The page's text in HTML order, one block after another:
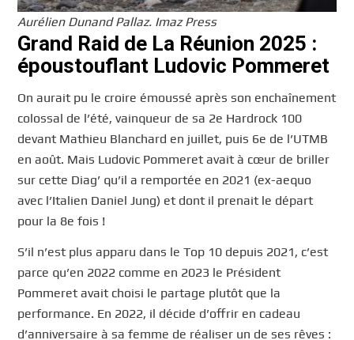
Aurélien Dunand Pallaz. Imaz Press
Grand Raid de La Réunion 2025 :
époustouflant Ludovic Pommeret
On aurait pu le croire émoussé après son enchaînement
colossal de l’été, vainqueur de sa 2e Hardrock 100
devant Mathieu Blanchard en juillet, puis 6e de l’UTMB
en août. Mais Ludovic Pommeret avait à cœur de briller
sur cette Diag’ qu’il a remportée en 2021 (ex-aequo
avec l’Italien Daniel Jung) et dont il prenait le départ
pour la 8e fois !
S’il n’est plus apparu dans le Top 10 depuis 2021, c’est
parce qu’en 2022 comme en 2023 le Président
Pommeret avait choisi le partage plutôt que la
performance. En 2022, il décide d’offrir en cadeau
d’anniversaire à sa femme de réaliser un de ses rêves :